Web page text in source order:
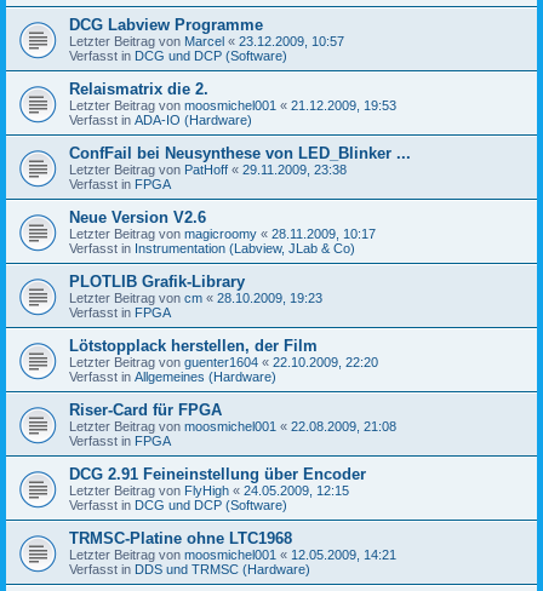
DCG Labview Programme
Letzter Beitrag von Marcel « 23.12.2009, 10:57
Verfasst in DCG und DCP (Software)
Relaismatrix die 2.
Letzter Beitrag von moosmichel001 « 21.12.2009, 19:53
Verfasst in ADA-IO (Hardware)
ConfFail bei Neusynthese von LED_Blinker ...
Letzter Beitrag von PatHoff « 29.11.2009, 23:38
Verfasst in FPGA
Neue Version V2.6
Letzter Beitrag von magicroomy « 28.11.2009, 10:17
Verfasst in Instrumentation (Labview, JLab & Co)
PLOTLIB Grafik-Library
Letzter Beitrag von cm « 28.10.2009, 19:23
Verfasst in FPGA
Lötstopplack herstellen, der Film
Letzter Beitrag von guenter1604 « 22.10.2009, 22:20
Verfasst in Allgemeines (Hardware)
Riser-Card für FPGA
Letzter Beitrag von moosmichel001 « 22.08.2009, 21:08
Verfasst in FPGA
DCG 2.91 Feineinstellung über Encoder
Letzter Beitrag von FlyHigh « 24.05.2009, 12:15
Verfasst in DCG und DCP (Software)
TRMSC-Platine ohne LTC1968
Letzter Beitrag von moosmichel001 « 12.05.2009, 14:21
Verfasst in DDS und TRMSC (Hardware)